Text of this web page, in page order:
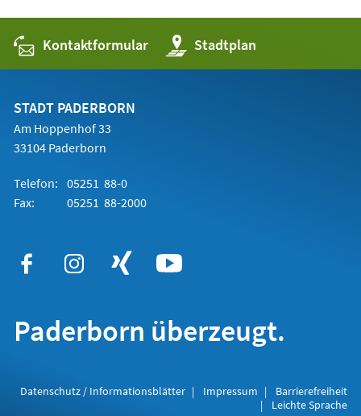
Kontaktformular Stadtplan
(Öffnet
in
einem
STADT PADERBORN
Am Hoppenhof 33
33104 Paderborn
Telefon: 05251 88-0
Fax:
05251 88-2000
Paderborn überzeugt.
Datenschutz / Informationsblätter Impressum
Barrierefreiheit
Leichte Sprache